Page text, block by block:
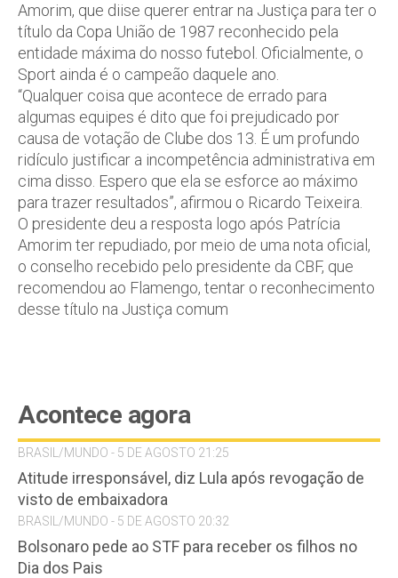
Amorim, que diise querer entrar na Justiça para ter o
título da Copa União de 1987 reconhecido pela
entidade máxima do nosso futebol. Oficialmente, o
Sport ainda é o campeão daquele ano.
“Qualquer coisa que acontece de errado para
algumas equipes é dito que foi prejudicado por
causa de votação de Clube dos 13. É um profundo
ridículo justificar a incompetência administrativa em
cima disso. Espero que ela se esforce ao máximo
para trazer resultados”, afirmou o Ricardo Teixeira.
O presidente deu a resposta logo após Patrícia
Amorim ter repudiado, por meio de uma nota oficial,
o conselho recebido pelo presidente da CBF, que
recomendou ao Flamengo, tentar o reconhecimento
desse título na Justiça comum
Acontece agora
BRASIL/MUNDO - 5 DE AGOSTO 21:25
Atitude irresponsável, diz Lula após revogação de
visto de embaixadora
BRASIL/MUNDO - 5 DE AGOSTO 20:32
Bolsonaro pede ao STF para receber os filhos no
Dia dos Pais